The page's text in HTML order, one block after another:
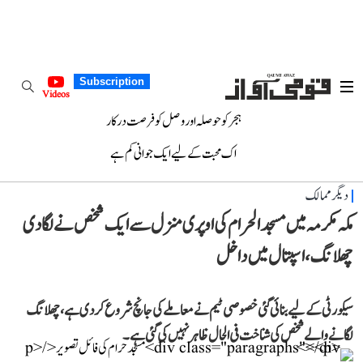
Subscription
Videos
ہجر کو حوصلہ اور وصل کو فرصت درکار
اک محبت کے لیے ایک جوانی کم ہے
دیگر ممالک
مکہ مکرمہ میں مسجد الحرام کی اوپری منزل سے ایک شخص نے لگا دی
چھلانگ، اسپتال میں داخل
سیکورٹی کے لیے بنائی گئی خصوصی ٹیم نے معاملے کی جانچ شروع کر دی ہے، چھلانگ
لگانے والے شخص کی شناخت فی الحال ظاہر نہیں کی گئی ہے۔